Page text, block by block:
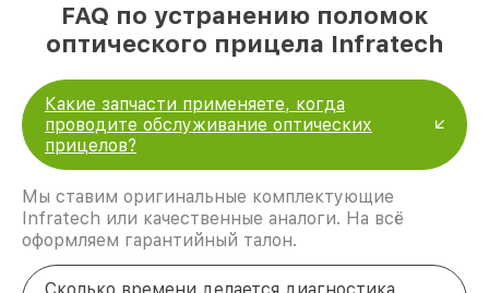
FAQ по устранению поломок
оптического прицела Infratech
Какие запчасти применяете, когда
проводите обслуживание оптических
прицелов?
Мы ставим оригинальные комплектующие
Infratech или качественные аналоги. На всё
оформляем гарантийный талон.